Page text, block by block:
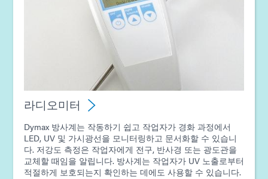
라디오미터
Dymax 방사계는 작동하기 쉽고 작업자가 경화 과정에서
LED, UV 및 가시광선을 모니터링하고 문서화할 수 있습니
다. 저강도 측정은 작업자에게 전구, 반사경 또는 광도관을
교체할 때임을 알립니다. 방사계는 작업자가 UV 노출로부터
적절하게 보호되는지 확인하는 데에도 사용할 수 있습니다.